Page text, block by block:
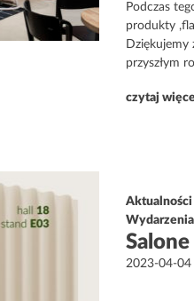
Podczas
produkty
Dziękujemy
przyszłym
czytaj
Aktualności
Wydarzenia
2023-04-04